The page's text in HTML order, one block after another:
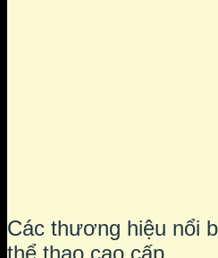
Các thương hiệu nổi
thể thao cao cấp